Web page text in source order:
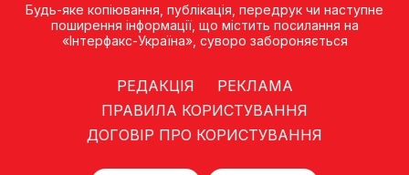
Будь-яке копiювання, публiкацiя, передрук чи наступне
поширення iнформацiї, що мiстить посилання на
«Iнтерфакс-Україна», суворо забороняється
РЕДАКЦІЯ
РЕКЛАМА
ПРАВИЛА КОРИСТУВАННЯ
ДОГОВІР ПРО КОРИСТУВАННЯ